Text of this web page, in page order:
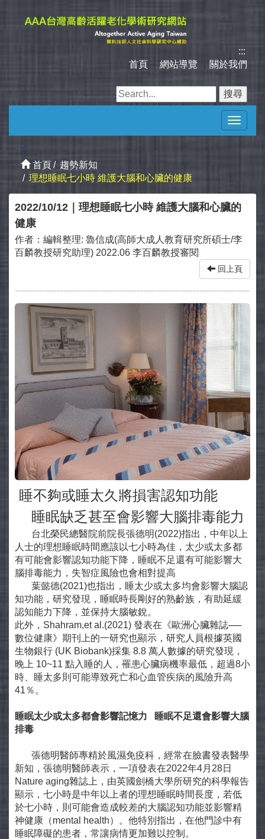
:::
首頁
網站導覽 關於我們
Toggle
:::
首頁
趨勢新知
理想睡眠七小時 維護大腦和心臟的健康
2022/10/12｜理想睡眠七小時 維護大腦和心臟的
健康
作者： 編輯整理: 魯信成(高師大成人教育研究所碩士/李
百麟教授研究助理) 2022.06 李百麟教授審閱
回上頁
睡不夠或睡太久將損害認知功能
睡眠缺乏甚至會影響大腦排毒能力
台北榮民總醫院前院長張德明(2022)指出，中年以上
人士的理想睡眠時間應該以七小時為佳，太少或太多都
有可能會影響認知功能下降，睡眠不足還有可能影響大
腦排毒能力，失智症風險也會相對提高
葉懿德(2021)也指出，睡太少或太多均會影響大腦認
知功能，研究發現，睡眠時長剛好的熟齡族，有助延緩
認知能力下降，並保持大腦敏銳。
此外，Shahram,et al.(2021) 發表在《歐洲心臟雜誌──
數位健康》期刊上的一研究也顯示，研究人員根據英國
生物銀行 (UK Biobank)採集 8.8 萬人數據的研究發現，
晚上 10~11 點入睡的人，罹患心臟病機率最低，超過8小
時、睡太多則可能導致死亡和心血管疾病的風險升高
41％。
睡眠太少或太多都會影響記憶力 睡眠不足還會影響大腦
排毒
張德明醫師專精於風濕免疫科，經常在臉書發表醫學
新知，張德明醫師表示，一項發表在2022年4月28日
Nature aging雜誌上，由英國劍橋大學所研究的科學報告
顯示，七小時是中年以上者的理想睡眠時間長度，若低
於七小時，則可能會造成較差的大腦認知功能並影響精
神健康（mental health）。他特別指出，在他門診中有
睡眠障礙的患者，常讓病情更加難以控制。